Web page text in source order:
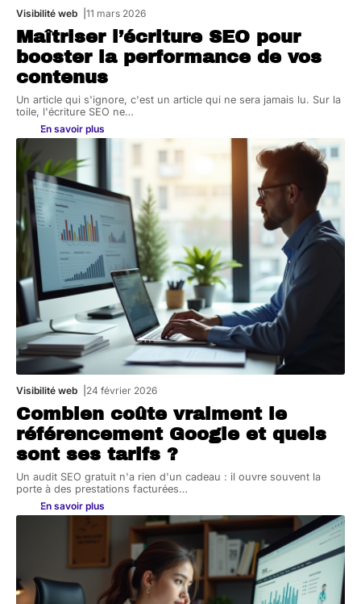
Visibilité web 11 mars 2026
Maîtriser l’écriture SEO pour
booster la performance de vos
contenus
Un article qui s'ignore, c'est un article qui ne sera jamais lu. Sur la
toile, l'écriture SEO ne…
En savoir plus
Visibilité web 24 février 2026
Combien coûte vraiment le
référencement Google et quels
sont ses tarifs ?
Un audit SEO gratuit n'a rien d'un cadeau : il ouvre souvent la
porte à des prestations facturées…
En savoir plus